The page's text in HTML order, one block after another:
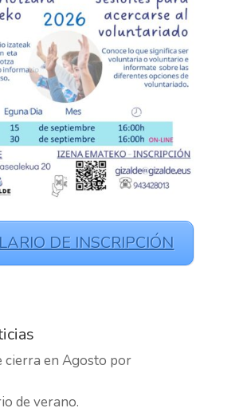
DE INSCRIPCIÓN
cierra en Agosto por
de verano.